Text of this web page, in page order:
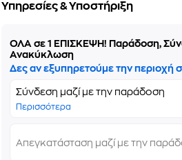
Υπηρεσίες & Υποστήριξη
ΌΛΑ σε 1 ΕΠΙΣΚΕΨΗ! Παράδοση,
Ανακύκλωση
Δες αν εξυπηρετούμε την περιοχή
Σύνδεση μαζί με την παράδοση
Περισσότερα
Απεγκατάσταση μαζί με την